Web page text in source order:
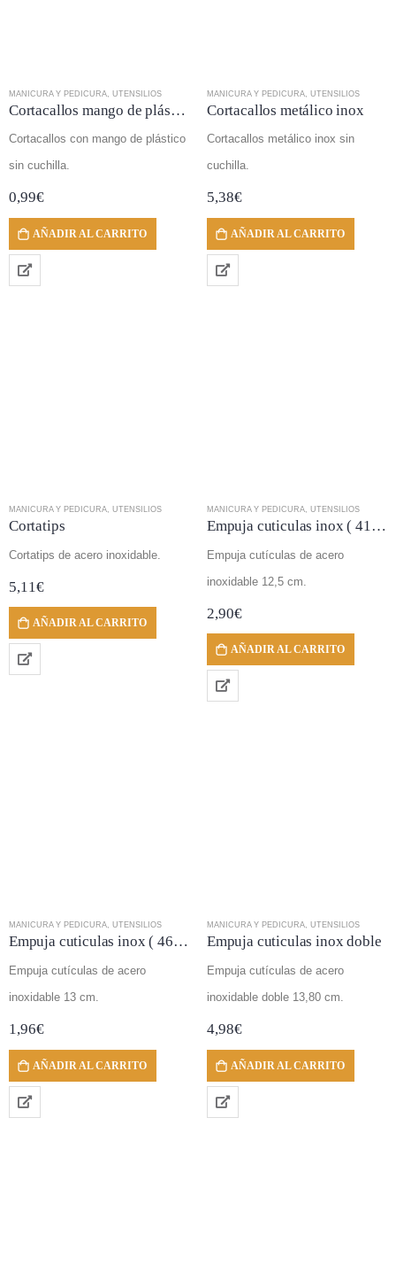
MANICURA Y PEDICURA UTENSILIOS
Cortacallos mango de plástico
Cortacallos con mango de plástico
sin cuchilla.
0,99€
AÑADIR AL CARRITO
MANICURA Y PEDICURA UTENSILIOS
Cortacallos metálico inox
Cortacallos metálico inox sin
cuchilla.
5,38€
AÑADIR AL CARRITO
MANICURA Y PEDICURA UTENSILIOS
Cortatips
Cortatips de acero inoxidable.
5,11€
AÑADIR AL CARRITO
MANICURA Y PEDICURA UTENSILIOS
Empuja cuticulas inox ( 4105)
Empuja cutículas de acero
inoxidable 12,5 cm.
2,90€
AÑADIR AL CARRITO
MANICURA Y PEDICURA, UTENSILIOS
Empuja cuticulas inox ( 4689)
Empuja cutículas de acero
inoxidable 13 cm.
1,96€
AÑADIR AL CARRITO
MANICURA Y PEDICURA, UTENSILIOS
Empuja cuticulas inox doble
Empuja cutículas de acero
inoxidable doble 13,80 cm.
4,98€
AÑADIR AL CARRITO